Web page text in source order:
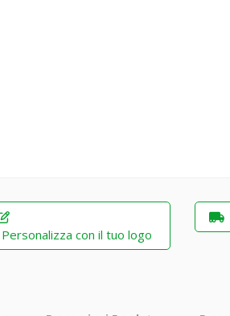
Personalizza con il tuo logo